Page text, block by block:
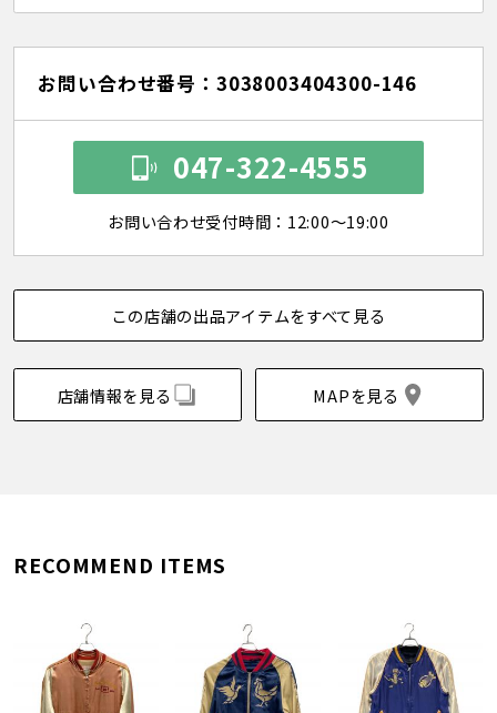
お問い合わせ番号：3038003404300-146
047-322-4555
お問い合わせ受付時間：12:00～19:00
この店舗の出品アイテムをすべて見る
店舗情報を見る MAPを見る
RECOMMEND ITEMS